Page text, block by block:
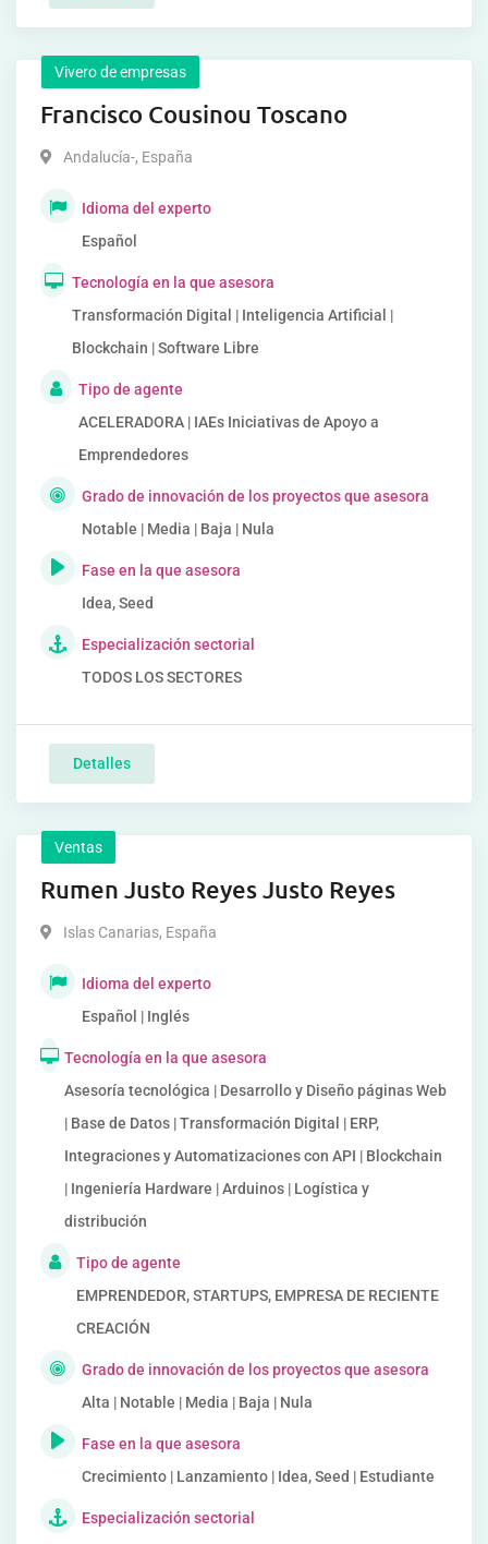
Vivero de empresas
Francisco Cousinou Toscano
Andalucía-, España
Idioma del experto
Español
Tecnología en la que asesora
Transformación Digital | Inteligencia Artificial |
Blockchain | Software Libre
Tipo de agente
ACELERADORA | IAEs Iniciativas de Apoyo a
Emprendedores
Grado de innovación de los proyectos que asesora
Notable | Media | Baja | Nula
Fase en la que asesora
Idea, Seed
Especialización sectorial
TODOS LOS SECTORES
Detalles
Ventas
Rumen Justo Reyes Justo Reyes
Islas Canarias, España
Idioma del experto
Español | Inglés
Tecnología en la que asesora
Asesoría tecnológica | Desarrollo y Diseño páginas Web
| Base de Datos | Transformación Digital | ERP,
Integraciones y Automatizaciones con API | Blockchain
| Ingeniería Hardware | Arduinos | Logística y
distribución
Tipo de agente
EMPRENDEDOR, STARTUPS, EMPRESA DE RECIENTE
CREACIÓN
Grado de innovación de los proyectos que asesora
Alta | Notable | Media | Baja | Nula
Fase en la que asesora
Crecimiento | Lanzamiento | Idea, Seed | Estudiante
Especialización sectorial